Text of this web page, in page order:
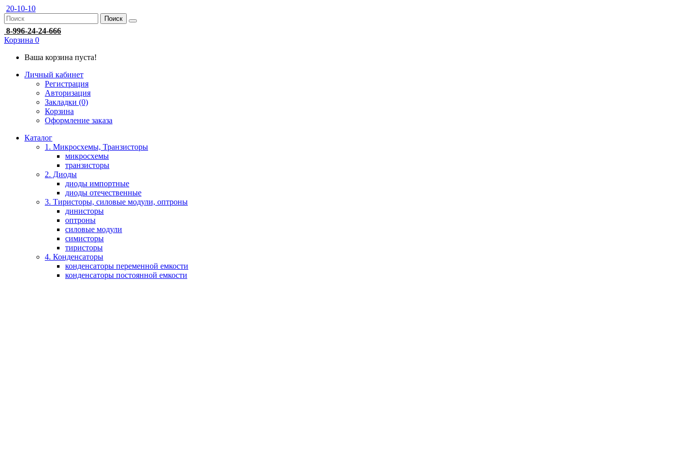
20-10-10
Поиск
8-996-24-24-666
Корзина 0
Ваша корзина пуста!
Личный кабинет
Регистрация
Авторизация
Закладки (0)
Корзина
Оформление заказа
Каталог
1. Микросхемы, Транзисторы
микросхемы
транзисторы
2. Диоды
диоды импортные
диоды отечественные
3. Тиристоры, силовые модули, оптроны
динисторы
оптроны
силовые модули
симисторы
тиристоры
4. Конденсаторы
конденсаторы переменной емкости
конденсаторы постоянной емкости